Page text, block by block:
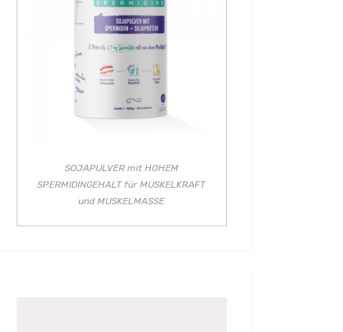
SOJAPULVER mit HOHEM
SPERMIDINGEHALT für MUSKELKRAFT
und MUSKELMASSE